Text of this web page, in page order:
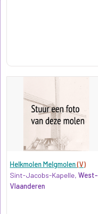
Helkmolen Melgmolen(V)
Sint-Jacobs-Kapelle, West-
Vlaanderen